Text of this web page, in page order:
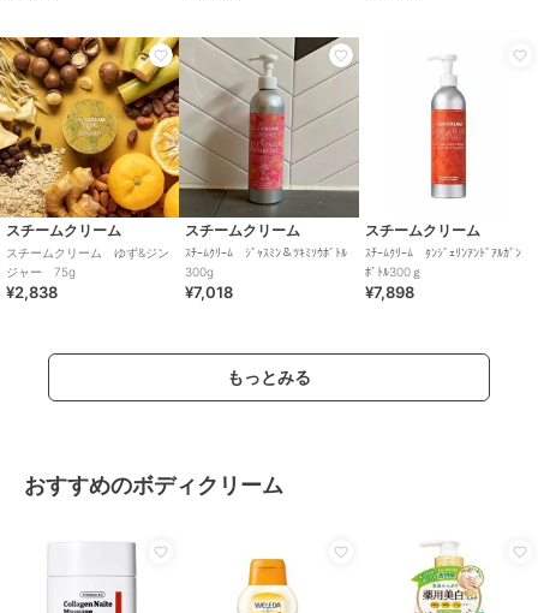
スチームクリーム
スチームクリーム ゆず&ジン
ジャー 75g
¥2,838
スチームクリーム
ｽﾁｰﾑｸﾘｰﾑ ｼﾞｬｽﾐﾝ＆ﾂｷﾐｿｳﾎﾞﾄﾙ
300g
¥7,018
スチームクリーム
ｽﾁｰﾑｸﾘｰﾑ ﾀﾝｼﾞｪﾘﾝｱﾝﾄﾞｱﾙｶﾞﾝ
ﾎﾞﾄﾙ300ｇ
¥7,898
もっとみる
おすすめのボディクリーム